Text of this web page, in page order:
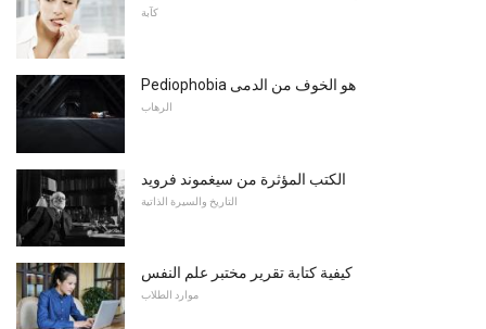
كآبة
Pediophobia هو الخوف من الدمى
الرهاب
الكتب المؤثرة من سيغموند فرويد
التاريخ والسيرة الذاتية
كيفية كتابة تقرير مختبر علم النفس
موارد الطلاب